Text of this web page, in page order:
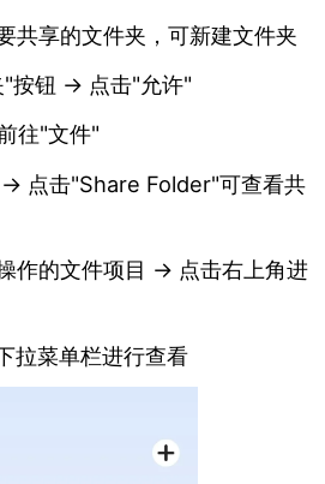
共享的文件夹，可新建文件夹
"按钮 → 点击"允许"
往"文件"
点击"Share Folder"可查看共
作的文件项目 → 点击右上角进
拉菜单栏进行查看